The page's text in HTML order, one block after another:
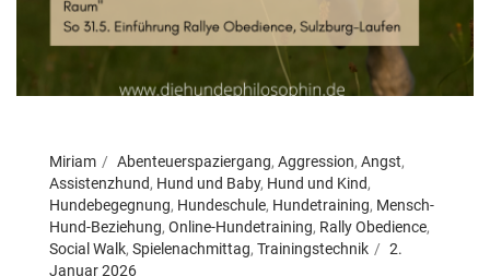
Miriam Abenteuerspaziergang, Aggression, Angst,
Assistenzhund, Hund und Baby, Hund und Kind,
Hundebegegnung, Hundeschule, Hundetraining, Mensch-
Hund-Beziehung, Online-Hundetraining, Rally Obedience,
Social Walk, Spielenachmittag, Trainingstechnik
2.
Januar 2026